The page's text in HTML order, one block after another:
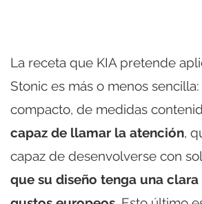
La receta que KIA pretende
Stonic es más o menos
compacto, de medidas
capaz de llamar la atención,
capaz de desenvolverse con
que su diseño tenga una